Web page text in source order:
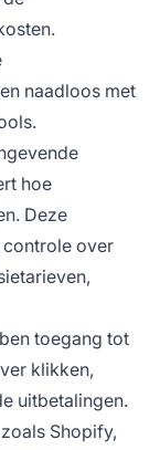
naadloos met
hoe
Deze
controle over
toegang tot
klikken,
uitbetalingen.
Shopify,